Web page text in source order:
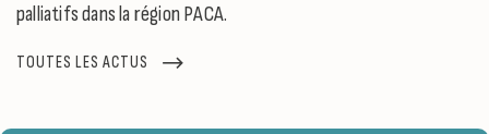
palliatifs dans la région PACA.
TOUTES LES ACTUS